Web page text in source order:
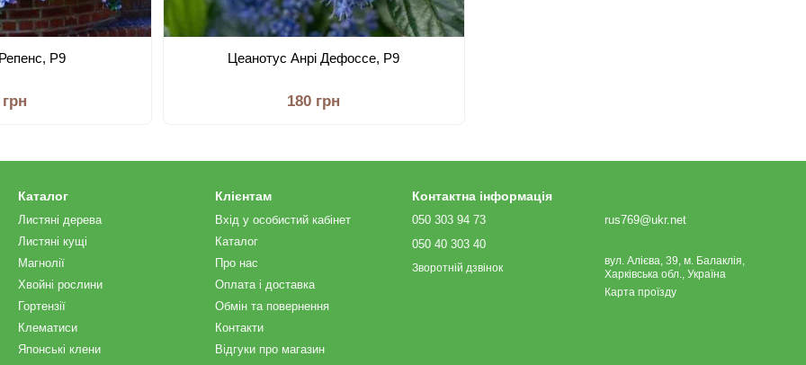
Р9 Цеанотус Анрі Дефоссе, Р9
180 грн
Каталог
Листяні дерева
Листяні кущі
Магнолії
Хвойні рослини
Гортензії
Клематиси
Японські клени
Клієнтам
Вхід у особистий кабінет
Каталог
Про нас
Оплата і доставка
Обмін та повернення
Контакти
Відгуки про магазин
Контактна інформація
050 303 94 73
050 40 303 40
Зворотній дзвінок
rus769@ukr.net
вул. Алієва, 39, м. Балаклія,
Харківська обл., Україна
Карта проїзду